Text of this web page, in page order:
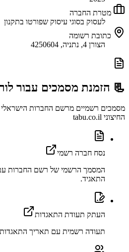
מטרת החברה
לעסוק בסוגי עיסוק שפורטו בתקנון
כתובת רשומה
הצורן 4, נתניה, 4250604
📃 הזמנת מסמכים עבור
מסמכים רשמיים מרשם החברות
החיצוני tabu.co.il
נסח חברה רשמי
המסמך הרשמי של רשם החברות
התאגיד.
העתק תעודת התאגדות
תעודה רשמית עם תאריך